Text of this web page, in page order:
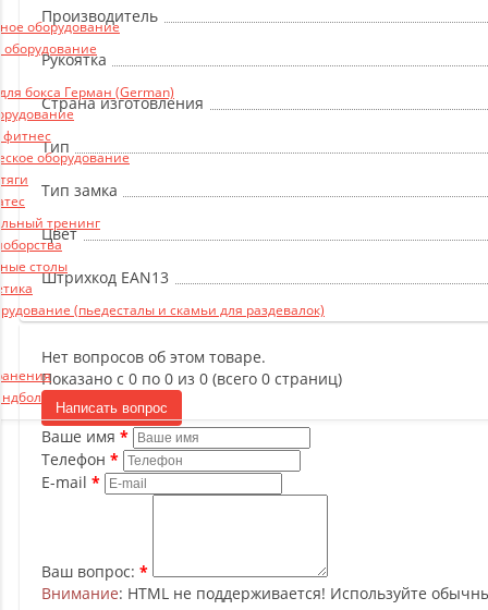
оборудование
бокса Герман (German)
фитнес
оборудование
тренинг
столы
(пьедесталы и скамьи для раздевалок)
Производитель
Рукоятка
Страна изготовления
Тип
Тип замка
Цвет
Штрихкод EAN13
Нет вопросов об этом товаре.
Показано с 0 по 0 из 0 (всего 0 страниц)
Написать вопрос
Ваше имя
Телефон
E-mail
Ваш вопрос:
Внимание: HTML не поддерживается! Используйте